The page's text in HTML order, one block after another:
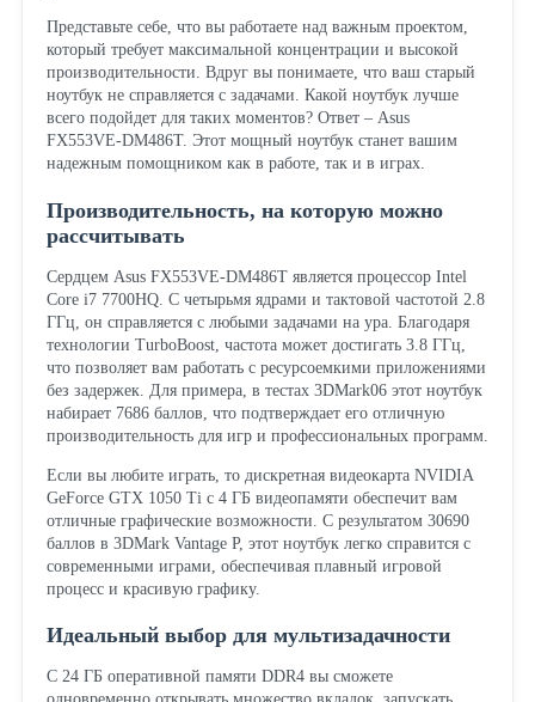
Представьте себе, что вы работаете над важным проектом,
который требует максимальной концентрации и высокой
производительности. Вдруг вы понимаете, что ваш старый
ноутбук не справляется с задачами. Какой ноутбук лучше
всего подойдет для таких моментов? Ответ – Asus
FX553VE-DM486T. Этот мощный ноутбук станет вашим
надежным помощником как в работе, так и в играх.
Производительность, на которую можно
рассчитывать
Сердцем Asus FX553VE-DM486T является процессор Intel
Core i7 7700HQ. С четырьмя ядрами и тактовой частотой 2.8
ГГц, он справляется с любыми задачами на ура. Благодаря
технологии TurboBoost, частота может достигать 3.8 ГГц,
что позволяет вам работать с ресурсоемкими приложениями
без задержек. Для примера, в тестах 3DMark06 этот ноутбук
набирает 7686 баллов, что подтверждает его отличную
производительность для игр и профессиональных программ.
Если вы любите играть, то дискретная видеокарта NVIDIA
GeForce GTX 1050 Ti с 4 ГБ видеопамяти обеспечит вам
отличные графические возможности. С результатом 30690
баллов в 3DMark Vantage P, этот ноутбук легко справится с
современными играми, обеспечивая плавный игровой
процесс и красивую графику.
Идеальный выбор для мультизадачности
С 24 ГБ оперативной памяти DDR4 вы сможете